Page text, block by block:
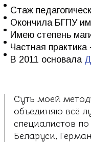
Стаж
Окончила БГПУ
Имею степень
Частная практика
В 2011 основала
Суть моей
объединяю всё
специалистов
Беларуси,